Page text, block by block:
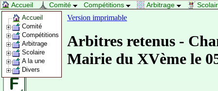
Accueil Comité Compétitions Arbitrage
Accueil
Comité
Compétitions
Arbitrage
Scolaire
A la une
Divers
Version imprimable
Arbitres retenus -
Mairie du XVème le